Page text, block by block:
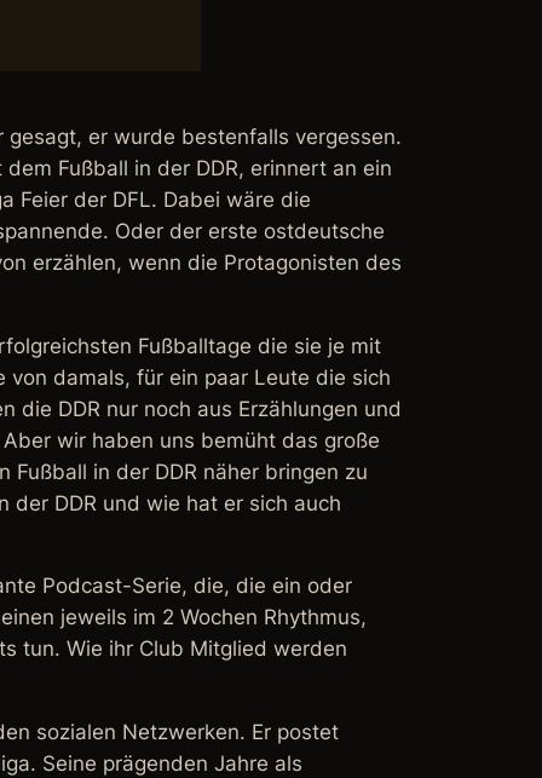
er wurde bestenfalls vergessen.
Fußball in der DDR, erinnert an ein
Feier der DFL. Dabei wäre die
Oder der erste ostdeutsche
erzählen, wenn die Protagonisten des
Fußballtage die sie je mit
damals, für ein paar Leute die sich
die DDR nur noch aus Erzählungen und
wir haben uns bemüht das große
in der DDR näher bringen zu
der DDR und wie hat er sich auch
Podcast-Serie, die, die ein oder
jeweils im 2 Wochen Rhythmus,
tun. Wie ihr Club Mitglied werden
sozialen Netzwerken. Er postet
Seine prägenden Jahre als